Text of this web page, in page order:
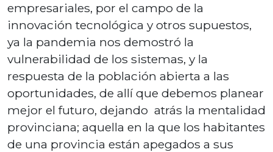
empresariales, por el campo de la
innovación tecnológica y otros supuestos,
ya la pandemia nos demostró la
vulnerabilidad de los sistemas, y la
respuesta de la población abierta a las
oportunidades, de allí que debemos planear
mejor el futuro, dejando atrás la mentalidad
provinciana; aquella en la que los habitantes
de una provincia están apegados a sus